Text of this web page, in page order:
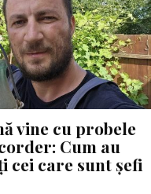
vine cu probele
Cum au
cei care sunt șefi